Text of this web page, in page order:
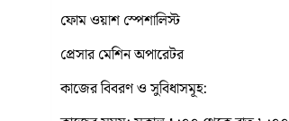
ফোম ওয়াশ স্পেশালিস্ট
প্রেসার মেশিন অপারেটর
কাজের বিবরণ ও সুবিধাসমূহ: